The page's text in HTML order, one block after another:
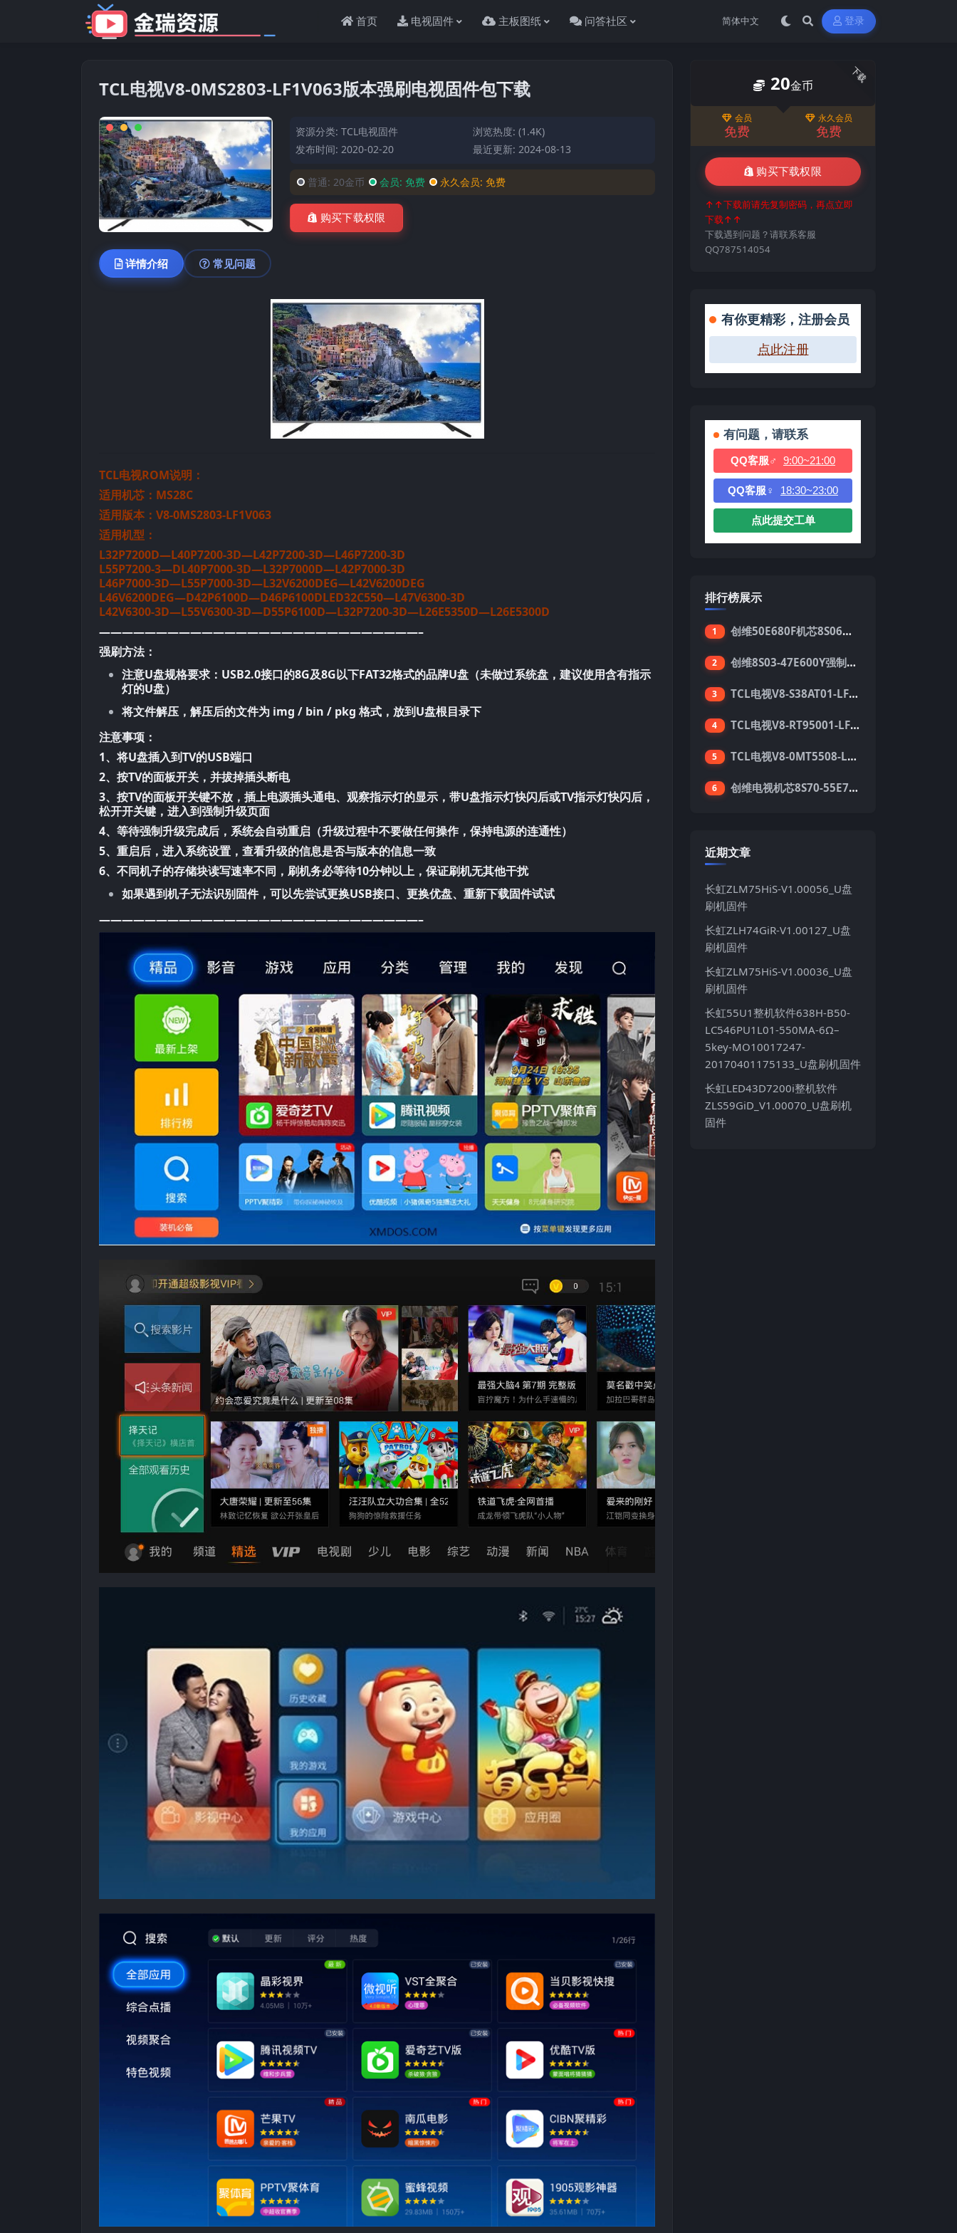
首页 电视固件 主板图纸 问答社区 登录
TCL电视V8-0MS2803-LF1V063版本强刷电视固件包下载
资源分类:TCL电视固件
浏览热度: (1.4K)
发布时间: 2020-02-20
最近更新: 2024-08-13
普通: 20金币 会员: 免费 永久会员:免费
购买下载权限
详情介绍 常见问题
TCL电视ROM说明：
适用机芯：MS28C
适用版本：V8-0MS2803-LF1V063
适用机型：
L32P7200D—L40P7200-3D—L42P7200-3D—L46P7200-3D
L55P7200-3—DL40P7000-3D—L32P7000D—L42P7000-3D
L46P7000-3D—L55P7000-3D—L32V6200DEG—L42V6200DEG
L46V6200DEG—D42P6100D—D46P6100DLED32C550—L47V6300-3D
L42V6300-3D—L55V6300-3D—D55P6100D—L32P7200-3D—L26E5350D—L26E5300D
————————————————————————————–
强刷方法：
注意U盘规格要求：USB2.0接口的8G及8G以下FAT32格式的品牌U盘（未做过系统盘，建议使用含有指示
灯的U盘）
将文件解压，解压后的文件为 img / bin / pkg 格式，放到U盘根目录下
注意事项：
1、将U盘插入到TV的USB端口
2、按TV的面板开关，并拔掉插头断电
3、按TV的面板开关键不放，插上电源插头通电、观察指示灯的显示，带U盘指示灯快闪后或TV指示灯快闪后，
松开开关键，进入到强制升级页面
4、等待强制升级完成后，系统会自动重启（升级过程中不要做任何操作，保持电源的连通性）
5、重启后，进入系统设置，查看升级的信息是否与版本的信息一致
6、不同机子的存储块读写速率不同，刷机务必等待10分钟以上，保证刷机无其他干扰
如果遇到机子无法识别固件，可以先尝试更换USB接口、更换优盘、重新下载固件试试
————————————————————————————–
下载
20金币
会员
免费
永久会员
免费
购买下载权限
↑↑下载前请先复制密码，再点立即
下载↑↑
下载遇到问题？请联系客服
QQ787514054
有你更精彩，注册会员
点此注册
有问题，请联系
QQ客服♂ 9:00~21:00
QQ客服♀ 18:30~23:00
点此提交工单
排行榜展示
1 创维50E680F机芯8S06强制升级刷机包
2 创维8S03-47E600Y强制升级软件刷机电视固件包
3 TCL电视V8-S38AT01-LF1V123版本强刷电视固件包下载
4 TCL电视V8-RT95001-LF1V215版本强刷电视固件包下载
5 TCL电视V8-0MT5508-LF1V362版本强刷电视固件包下载
6 创维电视机芯8S70-55E710S系列酷开5.05刷机固件
近期文章
长虹ZLM75HiS-V1.00056_U盘
刷机固件
长虹ZLH74GiR-V1.00127_U盘
刷机固件
长虹ZLM75HiS-V1.00036_U盘
刷机固件
长虹55U1整机软件638H-B50-
LC546PU1L01-550MA-6Ω–
5key-MO10017247-
20170401175133_U盘刷机固件
长虹LED43D7200i整机软件
ZLS59GiD_V1.00070_U盘刷机
固件